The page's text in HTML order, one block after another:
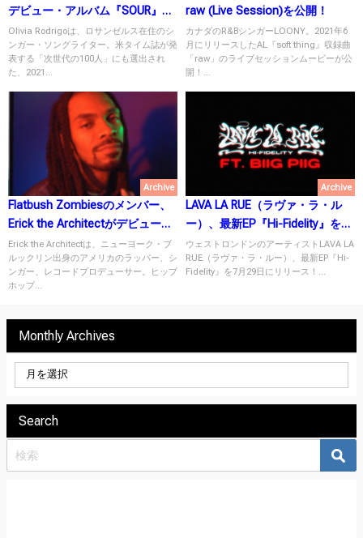
デビュー・アルバム『SOUR』を
5月21日にリリース！
Olivia Rodrigoは、ロサンゼルス在住のシ
ンガー・ソングライター。米タイム誌が発
表する「次世代の100人」にも選出され
た、2021...
raw (Live Session)を公開！
カナダのR&BシンガーLOONY。2021年6
月にリリースしたAL『soft thing』収録曲
「raw」のライブセッションムービーが公
開！...
Archive
Flatbush Zombiesのメンバー、
Erick the Architectがデビュー
EP「Future Proof」をリリー
ス！
Erick the Architectは、ニューヨーク・ブ
ルックリン出身のアメリカのラッパー、シ
ンガー、レコードプロデューサー。ヒップ
ホップ...
Archive
LAVA LA RUE（ラヴァ・ラ・ル
ー）、最新EP『Hi-Fidelity』を7
月29日にリリース！
ウェストロンドンのアーティストLAVA LA
RUE（ラヴァ・ラ・ルー）、最新EP『Hi-
Fidelity』を7月29日にリリース！...
Monthly Archives
Search